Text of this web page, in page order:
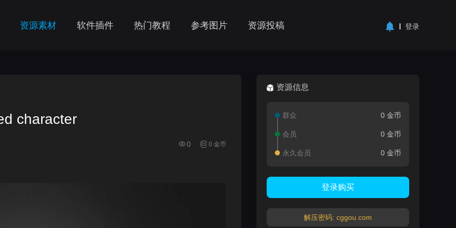
资源素材 软件插件 热门教程 参考图片 资源投稿 登录
character
0 0 金币
资源信息
群众 0 金币
会员 0 金币
永久会员 0 金币
登录购买
解压密码: cggou.com